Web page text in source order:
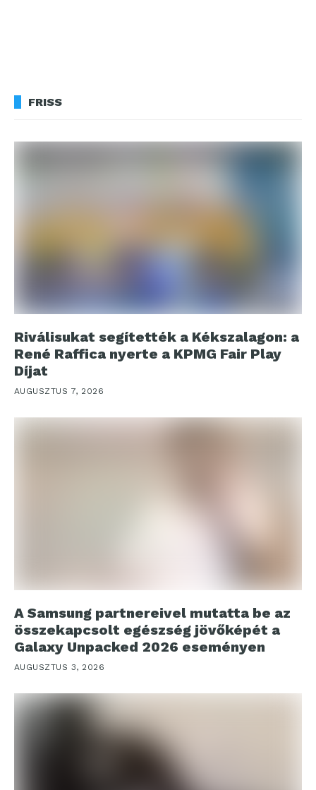
FRISS
Riválisukat segítették a Kékszalagon: a
René Raffica nyerte a KPMG Fair Play
Díjat
AUGUSZTUS 7, 2026
A Samsung partnereivel mutatta be az
összekapcsolt egészség jövőképét a
Galaxy Unpacked 2026 eseményen
AUGUSZTUS 3, 2026